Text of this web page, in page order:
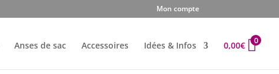
Mon compte
Anses de sac Accessoires Idées & Infos 0,00€ 0